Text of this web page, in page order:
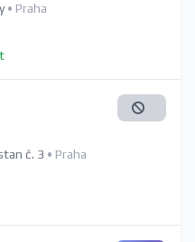
• Praha
č. 3 • Praha